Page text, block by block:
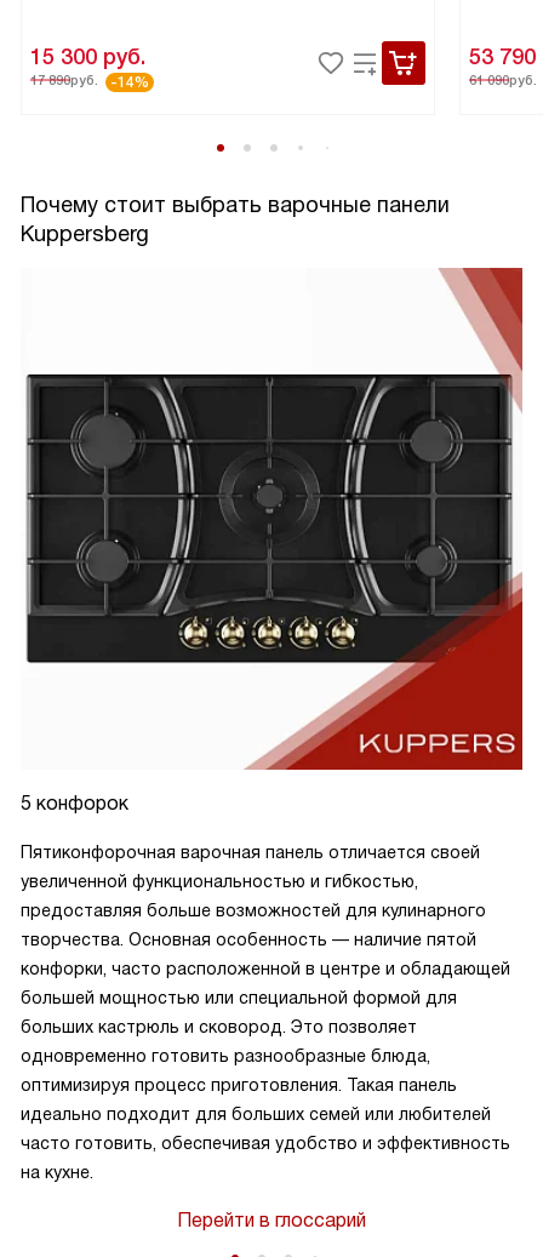
15 300 руб.
17 890руб. -14%
53 790
61 090руб.
Почему стоит выбрать варочные панели
Kuppersberg
5 конфорок
Пятиконфорочная варочная панель отличается своей
увеличенной функциональностью и гибкостью,
предоставляя больше возможностей для кулинарного
творчества. Основная особенность — наличие пятой
конфорки, часто расположенной в центре и обладающей
большей мощностью или специальной формой для
больших кастрюль и сковород. Это позволяет
одновременно готовить разнообразные блюда,
оптимизируя процесс приготовления. Такая панель
идеально подходит для больших семей или любителей
часто готовить, обеспечивая удобство и эффективность
на кухне.
Перейти в глоссарий